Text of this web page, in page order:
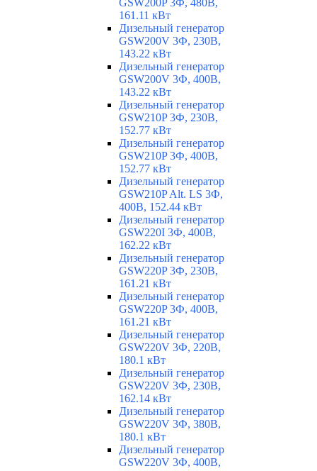
GSW200P 3Ф, 480В,
161.11 кВт
Дизельный генератор
GSW200V 3Ф, 230В,
143.22 кВт
Дизельный генератор
GSW200V 3Ф, 400В,
143.22 кВт
Дизельный генератор
GSW210P 3Ф, 230В,
152.77 кВт
Дизельный генератор
GSW210P 3Ф, 400В,
152.77 кВт
Дизельный генератор
GSW210P Alt. LS 3Ф,
400В, 152.44 кВт
Дизельный генератор
GSW220I 3Ф, 400В,
162.22 кВт
Дизельный генератор
GSW220P 3Ф, 230В,
161.21 кВт
Дизельный генератор
GSW220P 3Ф, 400В,
161.21 кВт
Дизельный генератор
GSW220V 3Ф, 220В,
180.1 кВт
Дизельный генератор
GSW220V 3Ф, 230В,
162.14 кВт
Дизельный генератор
GSW220V 3Ф, 380В,
180.1 кВт
Дизельный генератор
GSW220V 3Ф, 400В,